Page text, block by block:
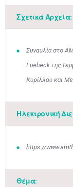
Σχετικά Αρχεία:
Συναυλία στο
Luebeck της
Κυρίλλου και
Ηλεκτρονική
https://
Θέμα: